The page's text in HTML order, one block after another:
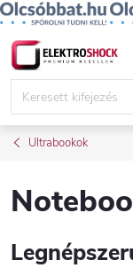
Ugrás
Ultrabookok